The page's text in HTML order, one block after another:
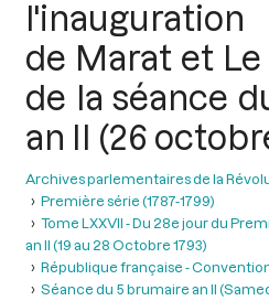
de Marat et
de la séance
an II (26
Archives parlementaires de la
Première série (1787-1799)
Tome LXXVII - Du 28e jour du
an II (19 au 28 Octobre 1793)
République française -
Séance du 5 brumaire an II